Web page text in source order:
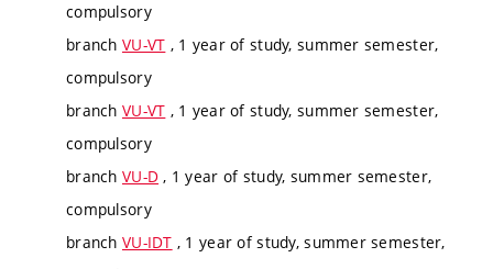
compulsory
branch VU-VT , 1 year of study, summer semester,
compulsory
branch VU-VT , 1 year of study, summer semester,
compulsory
branch VU-D , 1 year of study, summer semester,
compulsory
branch VU-IDT , 1 year of study, summer semester,